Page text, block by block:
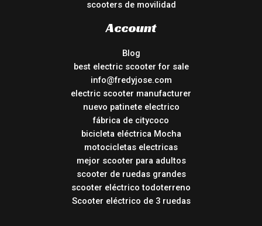
scooters de movilidad
Account
Blog
best electric scooter for sale
info@fredyjose.com
electric scooter manufacturer
nuevo patinete electrico
fábrica de citycoco
bicicleta eléctrica Mocha
motocicletas electricas
mejor scooter para adultos
scooter de ruedas grandes
scooter eléctrico todoterreno
Scooter eléctrico de 3 ruedas